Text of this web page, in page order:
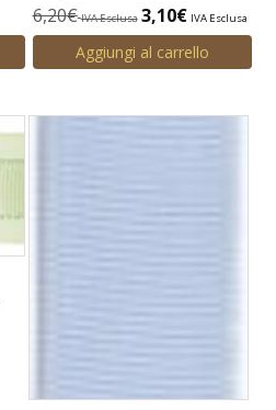
6,20€ IVA Esclusa 3,10€ IVA Esclusa
Aggiungi al carrello